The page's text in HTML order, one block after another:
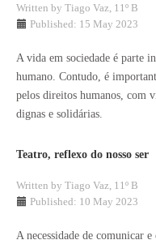
Written by Tiago Vaz, 11º B
Published: 15 May 2023
A vida em sociedade é parte
humano. Contudo, é
pelos direitos humanos, com
dignas e solidárias.
Teatro, reflexo do nosso ser
Written by Tiago Vaz, 11º B
Published: 10 May 2023
A necessidade de comunicar